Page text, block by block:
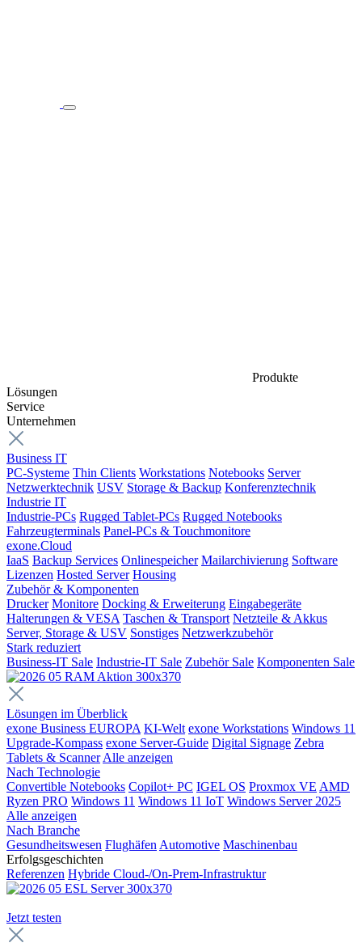
Produkte
Lösungen
Service
Unternehmen
Business IT
PC-Systeme Thin Clients Workstations Notebooks Server
Netzwerktechnik USV Storage & Backup Konferenztechnik
Industrie IT
Industrie-PCs Rugged Tablet-PCs Rugged Notebooks
Fahrzeugterminals Panel-PCs & Touchmonitore
exone.Cloud
IaaS Backup Services Onlinespeicher Mailarchivierung Software
Lizenzen Hosted Server Housing
Zubehör & Komponenten
Drucker Monitore Docking & Erweiterung Eingabegeräte
Halterungen & VESA Taschen & Transport Netzteile & Akkus
Server, Storage & USV Sonstiges Netzwerkzubehör
Stark reduziert
Business-IT Sale Industrie-IT Sale Zubehör Sale Komponenten Sale
Lösungen im Überblick
exone Business EUROPA KI-Welt exone Workstations Windows 11
Upgrade-Kompass exone Server-Guide Digital Signage Zebra
Tablets & Scanner Alle anzeigen
Nach Technologie
Convertible Notebooks Copilot+ PC IGEL OS Proxmox VE AMD
Ryzen PRO Windows 11 Windows 11 IoT Windows Server 2025
Alle anzeigen
Nach Branche
Gesundheitswesen Flughäfen Automotive Maschinenbau
Erfolgsgeschichten
Referenzen Hybride Cloud-/On-Prem-Infrastruktur
Jetzt testen